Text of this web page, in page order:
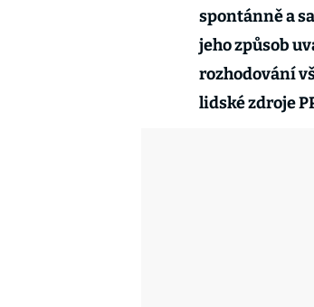
spontánně a
jeho způsob
rozhodování
lidské zdroje